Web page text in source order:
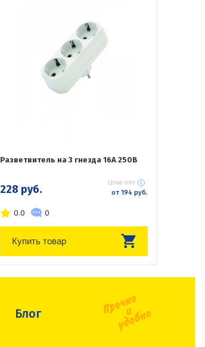
Разветвитель на 3 гнезда 16А 250В
228 руб. Цена опт:
от 194 руб.
0.0 0
Купить товар
Блог